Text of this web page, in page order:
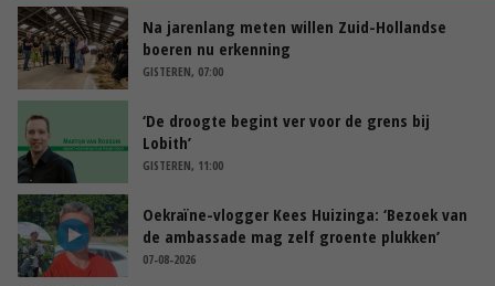
Na jarenlang meten willen Zuid-Hollandse
boeren nu erkenning
GISTEREN, 07:00
‘De droogte begint ver voor de grens bij
Lobith’
GISTEREN, 11:00
Oekraïne-vlogger Kees Huizinga: ‘Bezoek van
de ambassade mag zelf groente plukken’
07-08-2026